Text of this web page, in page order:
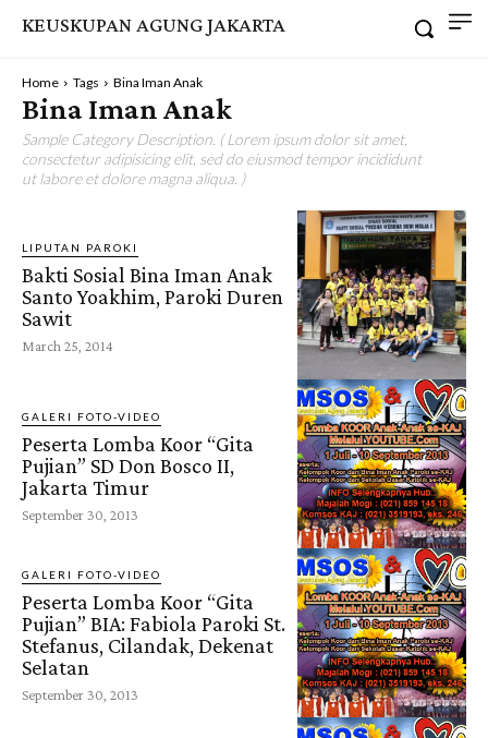
KEUSKUPAN AGUNG JAKARTA
Home Tags Bina Iman Anak
Bina Iman Anak
Sample Category Description. ( Lorem ipsum dolor sit amet,
consectetur adipisicing elit, sed do eiusmod tempor incididunt
ut labore et dolore magna aliqua. )
LIPUTAN PAROKI
Bakti Sosial Bina Iman Anak
Santo Yoakhim, Paroki Duren
Sawit
March 25, 2014
GALERI FOTO-VIDEO
Peserta Lomba Koor “Gita
Pujian” SD Don Bosco II,
Jakarta Timur
September 30, 2013
GALERI FOTO-VIDEO
Peserta Lomba Koor “Gita
Pujian” BIA: Fabiola Paroki St.
Stefanus, Cilandak, Dekenat
Selatan
September 30, 2013